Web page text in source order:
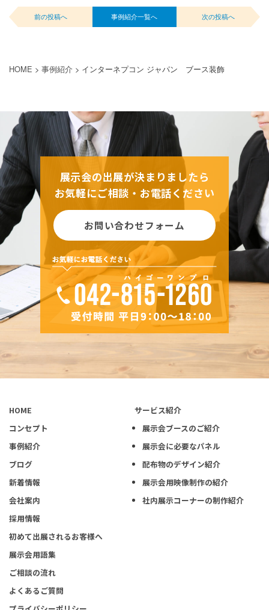
前の投稿へ 事例紹介一覧へ 次の投稿へ
HOME > 事例紹介 > インターネプコン ジャパン ブース装飾
展示会の出展が決まりましたら
お気軽にご相談・お電話ください
お問い合わせフォーム
HOME
コンセプト
事例紹介
ブログ
新着情報
会社案内
採用情報
サービス紹介
展示会ブースのご紹介
展示会に必要なパネル
配布物のデザイン紹介
展示会用映像制作の紹介
社内展示コーナーの制作紹介
初めて出展されるお客様へ
展示会用語集
ご相談の流れ
よくあるご質問